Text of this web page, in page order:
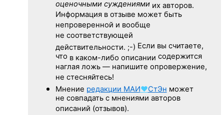
оценочными суждениямиих авторов.
Информация в отзыве может быть
непроверенной и вообще
не соответствующей
действительности. ;-) Если вы считаете,
что в каком-либо описании содержится
наглая ложь — напишите опровержение,
не стесняйтесь!
Мнение редакции МАИ♥СтЭн может
не совпадать с мнениями авторов
описаний (отзывов).